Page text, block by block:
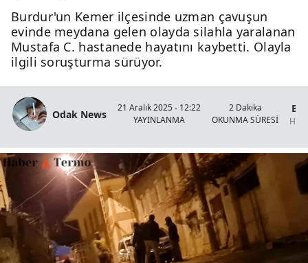
Burdur'un Kemer ilçesinde uzman çavuşun
evinde meydana gelen olayda silahla yaralanan
Mustafa C. hastanede hayatını kaybetti. Olayla
ilgili soruşturma sürüyor.
Odak News
21 Aralık 2025 - 12:22
YAYINLANMA
2 Dakika
OKUNMA SÜRESİ